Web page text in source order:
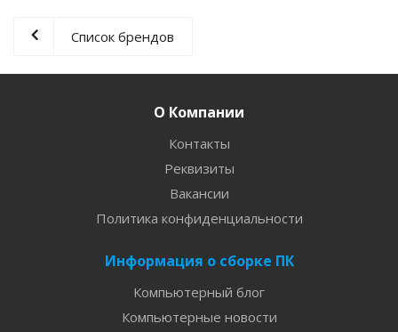
Список брендов
О Компании
Контакты
Реквизиты
Вакансии
Политика конфиденциальности
Информация о сборке ПК
Компьютерный блог
Компьютерные новости